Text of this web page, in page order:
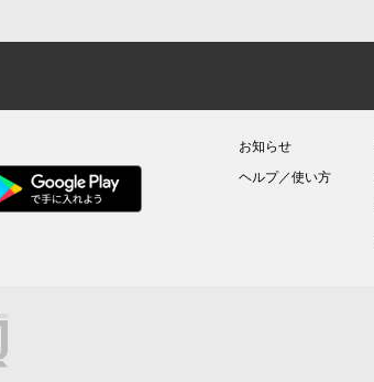
お知らせ
ヘルプ／使い方